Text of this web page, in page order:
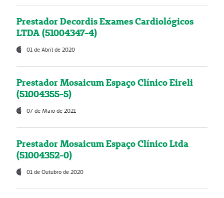
Prestador Decordis Exames Cardiológicos
LTDA (51004347-4)
01 de Abril de 2020
Prestador Mosaicum Espaço Clínico Eireli
(51004355-5)
07 de Maio de 2021
Prestador Mosaicum Espaço Clínico Ltda
(51004352-0)
01 de Outubro de 2020